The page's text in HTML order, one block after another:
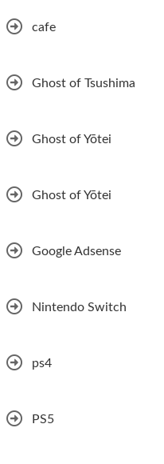
cafe
Ghost of Tsushima
Ghost of Yōtei
Ghost of Yōtei
Google Adsense
Nintendo Switch
ps4
PS5